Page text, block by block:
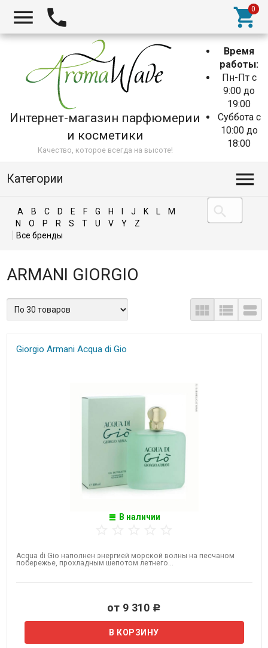
Интернет-магазин парфюмерии
и косметики
Качество, которое всегда на высоте!
Время
работы:
Пн-Пт с
9:00 до
19:00
Суббота с
10:00 до
18:00
Категории
A B C D E F G H J K L
M
N
O P R S T U V Y Z
ARMANI GIORGIO
Giorgio Armani Acqua di Gio
В наличии
Acqua di Gio наполнен энергией морской волны на песчаном
побережье, прохладным шепотом летнего...
от 9 310 Р